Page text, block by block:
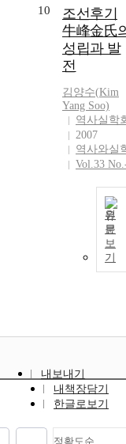
10
조선후기
牛峰金氏
성립과 발
전
김양수(Kim
Yang Soo)
역사실학
2007
역사와실
Vol.33
원
문
보
기
내보내기
내책장담기
한글로보기
정확도순